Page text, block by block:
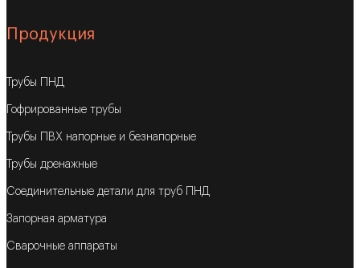
Продукция
Трубы ПНД
Гофрированные трубы
Трубы ПВХ напорные и безнапорные
Трубы дренажные
Соединительные детали для труб ПНД
Запорная арматура
Сварочные аппараты